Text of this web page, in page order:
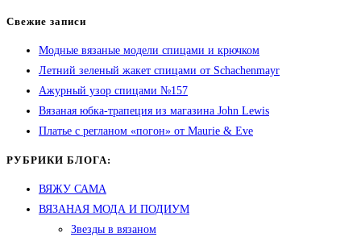
Свежие записи
Модные вязаные модели спицами и крючком
Летний зеленый жакет спицами от Schachenmayr
Ажурный узор спицами №157
Вязаная юбка-трапеция из магазина John Lewis
Платье с регланом «погон» от Maurie & Eve
РУБРИКИ БЛОГА:
ВЯЖУ САМА
ВЯЗАНАЯ МОДА И ПОДИУМ
Звезды в вязаном